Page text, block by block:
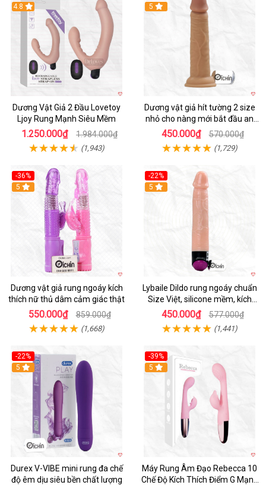
Hot
4.8
Dương Vật Giả 2 Đầu Lovetoy
Ljoy Rung Mạnh Siêu Mềm
1.250.000₫ 1.984.000₫
(1,943)
Hot
5
Dương vật giả hít tường 2 size
nhỏ cho nàng mới bắt đầu an
toàn dễ dùng
450.000₫ 570.000₫
(1,729)
-36%
Hot
5
Dương vật giả rung ngoáy kích
thích nữ thủ dâm cảm giác thật
550.000₫ 859.000₫
(1,668)
-22%
Hot
5
Lybaile Dildo rung ngoáy chuẩn
Size Việt, silicone mềm, kích
thích mạnh
450.000₫ 577.000₫
(1,441)
-22%
Hot
5
Durex V-VIBE mini rung đa chế
độ êm dịu siêu bền chất lượng
-39%
Hot
5
Máy Rung Âm Đạo Rebecca 10
Chế Độ Kích Thích Điểm G Mạnh